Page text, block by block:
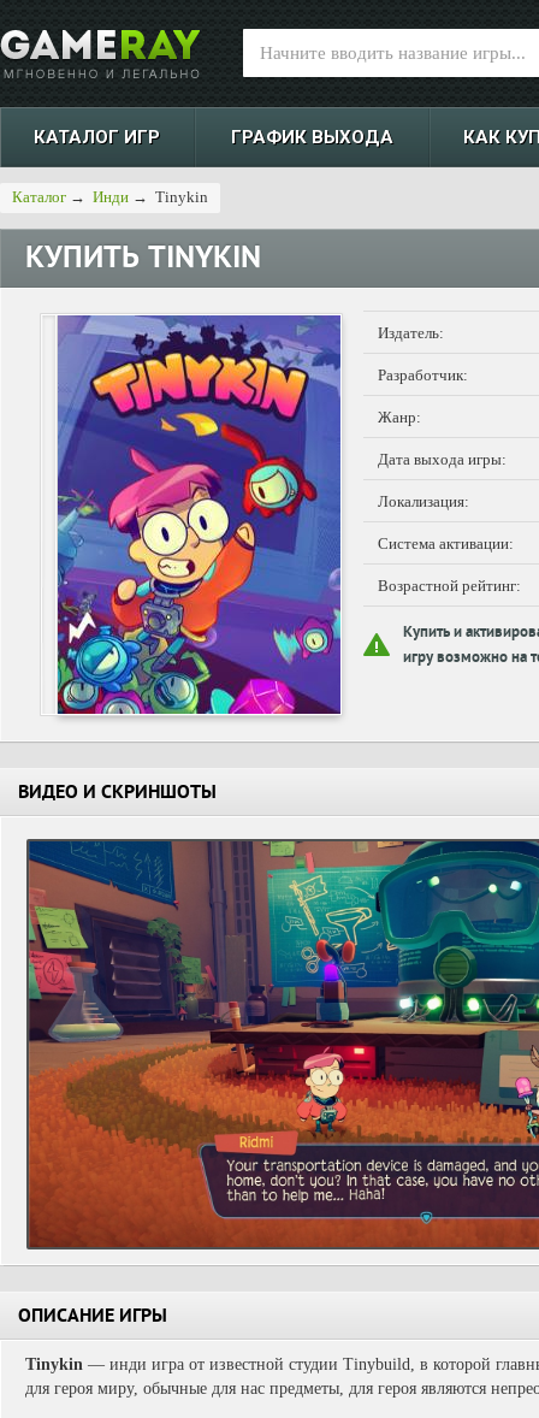
КАТАЛОГ ИГР ГРАФИК ВЫХОДА КАК
Каталог → Инди → Tinykin
КУПИТЬ TINYKIN
Издатель:
Разработчик:
Жанр:
Дата выхода игры:
Локализация:
Система активации:
Возрастной рейтинг:
Купить и
игру возможно на
ВИДЕО И СКРИНШОТЫ
ОПИСАНИЕ ИГРЫ
Tinykin — инди игра от известной студии Tinybuild, в которой
для героя миру, обычные для нас предметы, для героя являются